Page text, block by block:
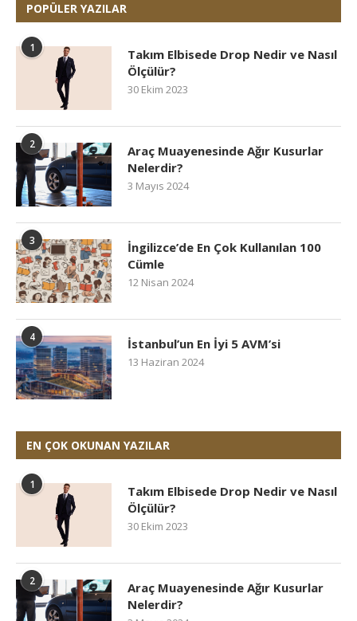
POPÜLER YAZILAR
1
Takım Elbisede Drop Nedir ve Nasıl
Ölçülür?
30 Ekim 2023
2
Araç Muayenesinde Ağır Kusurlar
Nelerdir?
3 Mayıs 2024
3
İngilizce’de En Çok Kullanılan 100
Cümle
12 Nisan 2024
4 İstanbul’un En İyi 5 AVM’si
13 Haziran 2024
EN ÇOK OKUNAN YAZILAR
1
Takım Elbisede Drop Nedir ve Nasıl
Ölçülür?
30 Ekim 2023
2
Araç Muayenesinde Ağır Kusurlar
Nelerdir?